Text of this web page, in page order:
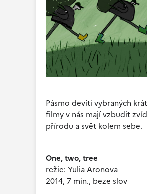
Pásmo devíti vybraných
filmy v nás mají vzbudit
přírodu a svět kolem sebe.
One, two, tree
režie: Yulia Aronova
2014, 7 min., beze slov